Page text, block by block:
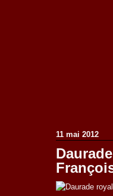
11 mai 2012